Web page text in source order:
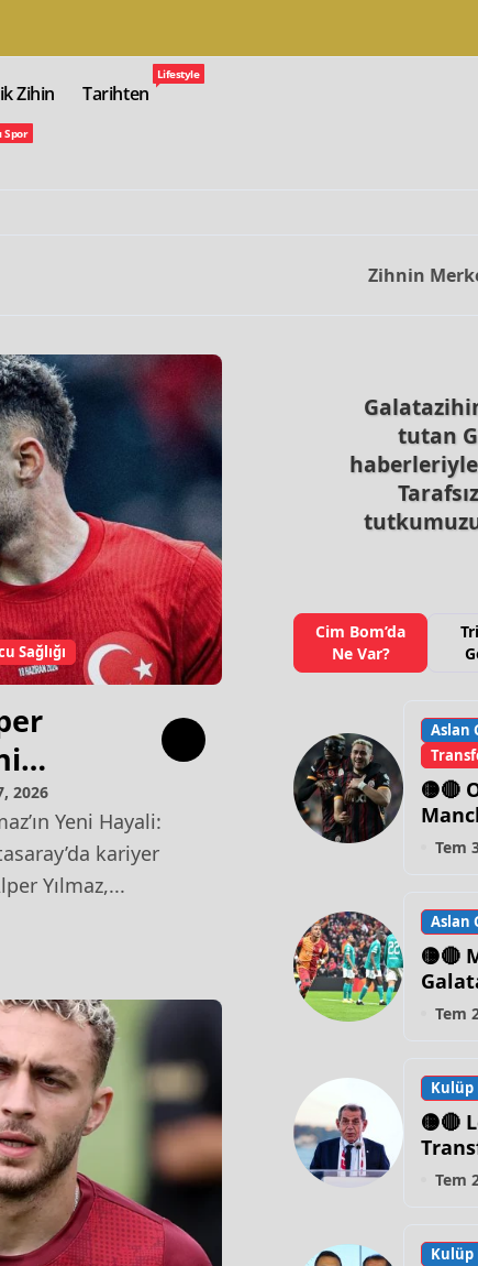
Zihin Tarihten
Lifestyle
Spor
Zihnin
Sağlığı
2026
kariyer
Yılmaz,...
tutan
Cim Bom’da
Ne Var?
Aslan
🟡🔴
Tem
Aslan
🟡🔴
Tem
Kulüp
🟡🔴
Tem
Kulüp